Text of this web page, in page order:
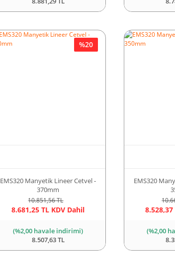
EMS320 Manyetik Lineer Cetvel -
370mm
10.851,56 TL
8.681,25 TL KDV Dahil
%20
(%2,00 havale indirimi)
8.507,63 TL
EMS320
(%2,00